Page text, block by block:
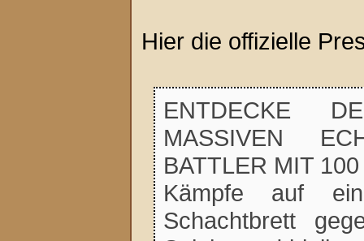
Hier die offizielle
ENTDECKE
MASSIVEN
BATTLER MIT
Kämpfe auf
Schachtbrett